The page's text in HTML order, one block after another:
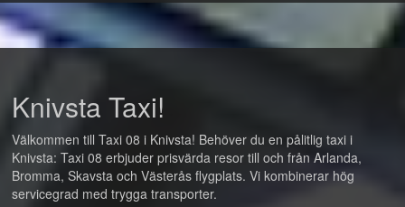
Knivsta Taxi!
Välkommen till Taxi 08 i Knivsta! Behöver du en pålitlig taxi i
Knivsta: Taxi 08 erbjuder prisvärda resor till och från Arlanda,
Bromma, Skavsta och Västerås flygplats. Vi kombinerar hög
servicegrad med trygga transporter.